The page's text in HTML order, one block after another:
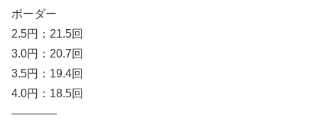
ボーダー
2.5円：21.5回
3.0円：20.7回
3.5円：19.4回
4.0円：18.5回
————